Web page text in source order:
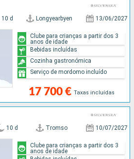
10 d Longyearbyen 13/06/2027
17 700 € Taxas incluídas
Clube para crianças a partir dos 3
anos de idade
Bebidas incluídas
Cozinha gastronómica
Serviço de mordomo incluído
10 d Tromso 10/07/2027
Clube para crianças a partir dos 3
anos de idade